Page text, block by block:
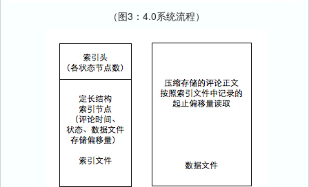
（图3：4.0系统流程）